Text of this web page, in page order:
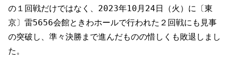
の１回戦だけではなく、2023年10月24日（火）に〔東
京〕雷5656会館ときわホールで行われた２回戦にも見事
の突破し、準々決勝まで進んだものの惜しくも敗退しまし
た。